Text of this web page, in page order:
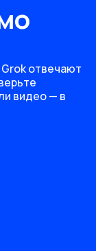
отвечают
видео — в